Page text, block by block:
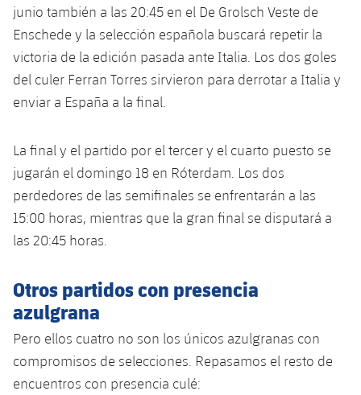
Jugadors
Fotos
Palmarés
Clasificaciones
Infantil
Alevín
Calendario
Entradas
Resultados
Clasificaciones
Jugadores
Historia
Palmarés
Barça Atlètic
plusicon
más
Calendario
Resultados
Jugadores
Base
plusicon
más
Actualidad
Barça C
Junior
Juvenil
Alevín
Campus Verano
PLUSICON
MÁS
Información general
Noticias
Atletismo
Actualidad
Femenino
Baloncesto en silla de ruedas
plusicon
más
Actualidad
Hockey sobre hielo
plusicon
más
Hockey hierba
plusicon
más
junio también a las 20:45 en el De Grolsch Veste de
Enschede y la selección española buscará repetir la
victoria de la edición pasada ante Italia. Los dos goles
del culer Ferran Torres sirvieron para derrotar a Italia y
enviar a España a la final.
La final y el partido por el tercer y el cuarto puesto se
jugarán el domingo 18 en Róterdam. Los dos
perdedores de las semifinales se enfrentarán a las
15:00 horas, mientras que la gran final se disputará a
las 20:45 horas.
Otros partidos con presencia
azulgrana
Pero ellos cuatro no son los únicos azulgranas con
compromisos de selecciones. Repasamos el resto de
encuentros con presencia culé: